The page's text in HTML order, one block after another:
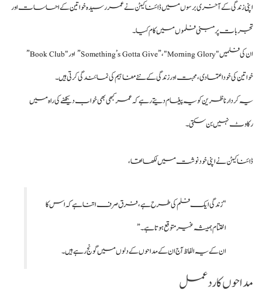
اپنی زندگی کے آخری برسوں میں ڈائنا کیٹن نے عمر رسیدہ خواتین کے احساسات اور
تجربات پر مبنی فلموں میں کام کیا۔
ان کی فلمیں "Something’s Gotta Give”، "Morning Glory” اور "Book Club”
خواتین کی خوداعتمادی، محبت اور زندگی کے نئے مفاہیم کی نمائندگی کرتی ہیں۔
یہ کردار ناظرین کو یہ پیغام دیتے رہے کہ عمر کبھی بھی خواب دیکھنے کی راہ میں
رکاوٹ نہیں بن سکتی۔
ڈائنا کیٹن نے اپنی خودنوشت میں لکھا تھا،
“زندگی ایک فلم کی طرح ہے، فرق صرف اتنا ہے کہ اس کا
اختتام ہمیشہ غیر متوقع ہوتا ہے۔”
ان کے یہ الفاظ آج ان کے مداحوں کے دلوں میں گونج رہے ہیں۔
مداحوں کا ردعمل